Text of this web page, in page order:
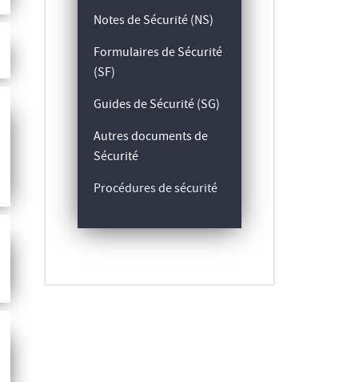
Notes de Sécurité (NS)
Formulaires de Sécurité
(SF)
Guides de Sécurité (SG)
Autres documents de
Sécurité
Procédures de sécurité